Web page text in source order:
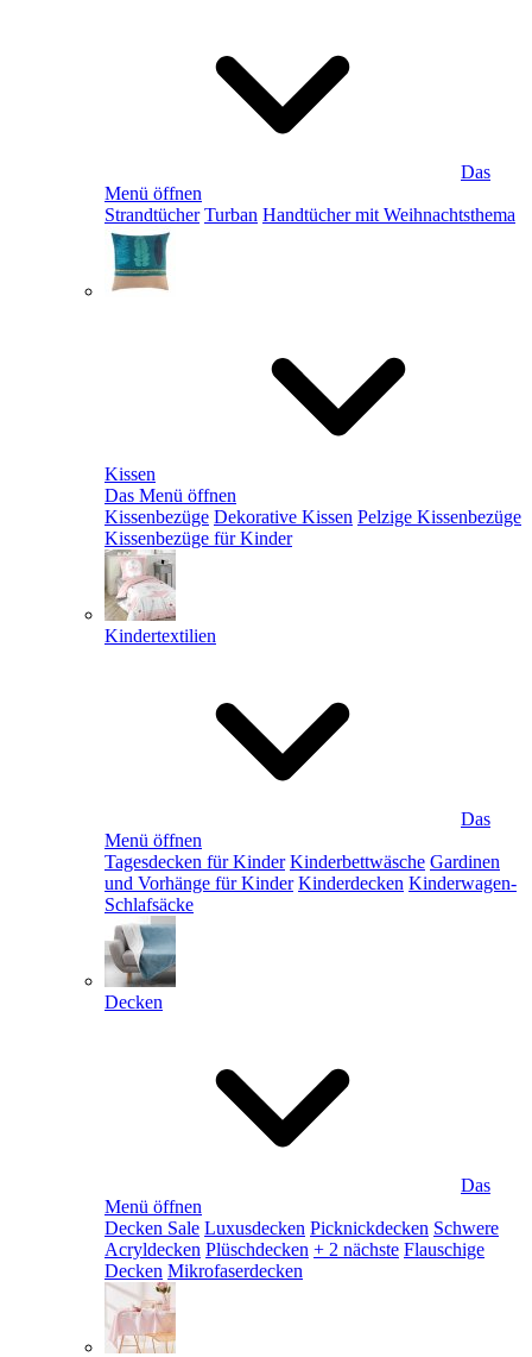
Das
Menü öffnen
Strandtücher Turban Handtücher mit Weihnachtsthema
Kissen
Das Menü öffnen
Kissenbezüge Dekorative Kissen Pelzige Kissenbezüge
Kissenbezüge für Kinder
Kindertextilien
Das
Menü öffnen
Tagesdecken für Kinder Kinderbettwäsche Gardinen
und Vorhänge für Kinder Kinderdecken Kinderwagen-
Schlafsäcke
Decken
Das
Menü öffnen
Decken Sale Luxusdecken Picknickdecken Schwere
Acryldecken Plüschdecken + 2 nächste Flauschige
Decken Mikrofaserdecken